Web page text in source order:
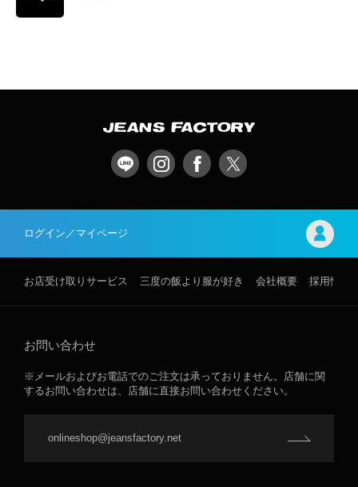
ログイン／マイページ
お店受け取りサービス 三度の飯より服が好き 会社概要 採用情報
お問い合わせ
※メールおよびお電話でのご注文は承っておりません。店舗に関
するお問い合わせは、店舗に直接お問い合わせください。
onlineshop@jeansfactory.net